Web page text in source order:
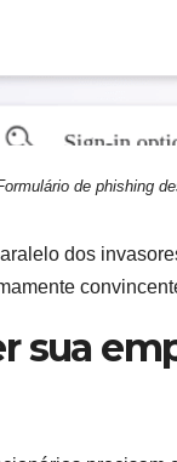
de phishing
dos
sua